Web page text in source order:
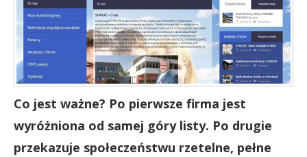
Co jest ważne? Po pierwsze firma jest
wyróżniona od samej góry listy. Po drugie
przekazuje społeczeństwu rzetelne, pełne